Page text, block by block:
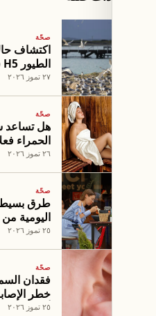
صحّة
اكتشاف
الطيور H5 في جنوب أستراليا
٢٧ تموز ٢٠٢٦
صحّة
هل تساعد
الحمراء
العضلات
٢٦ تموز ٢٠٢٦
صحّة
طرق
اليومية
صارمة
٢٥ تموز ٢٠٢٦
صحّة
فقدان
خطر
أضعاف
٢٥ تموز ٢٠٢٦